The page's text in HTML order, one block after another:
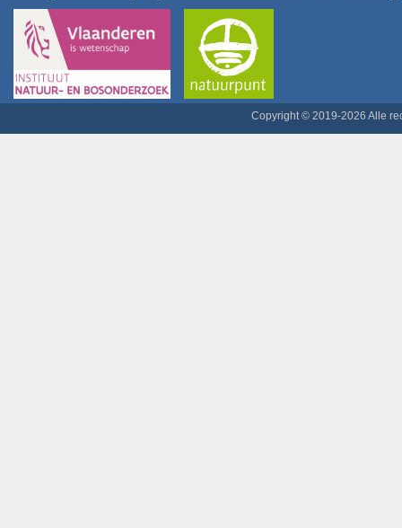
Copyright © 2019-2026 Alle